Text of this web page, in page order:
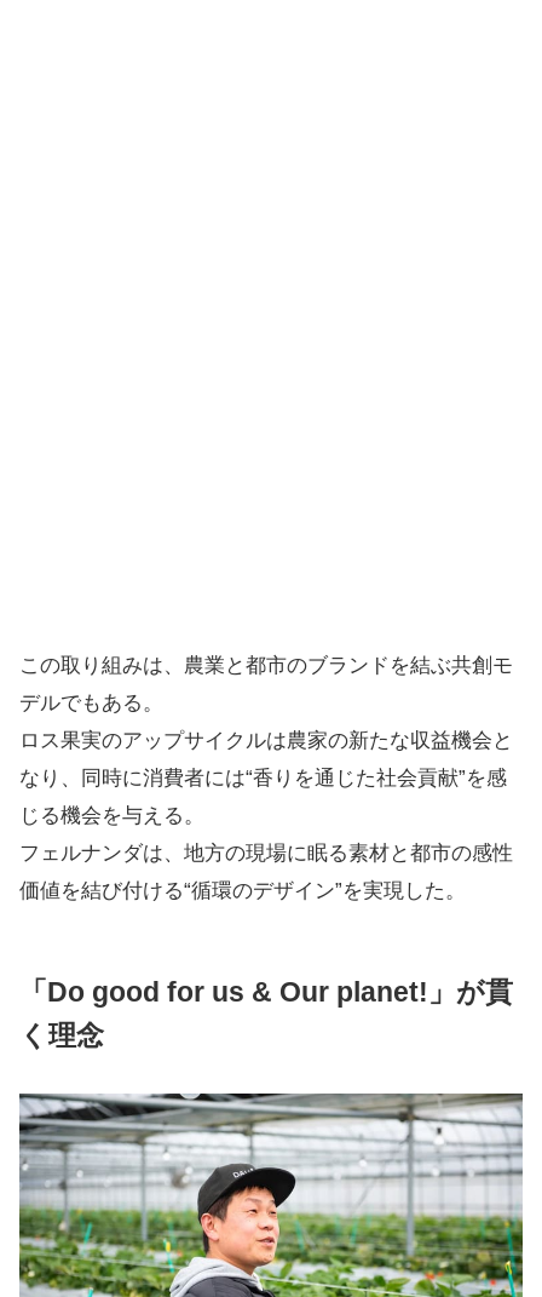
この取り組みは、農業と都市のブランドを結ぶ共創モ
デルでもある。
ロス果実のアップサイクルは農家の新たな収益機会と
なり、同時に消費者には“香りを通じた社会貢献”を感
じる機会を与える。
フェルナンダは、地方の現場に眠る素材と都市の感性
価値を結び付ける“循環のデザイン”を実現した。
「Do good for us & Our planet!」が貫
く理念